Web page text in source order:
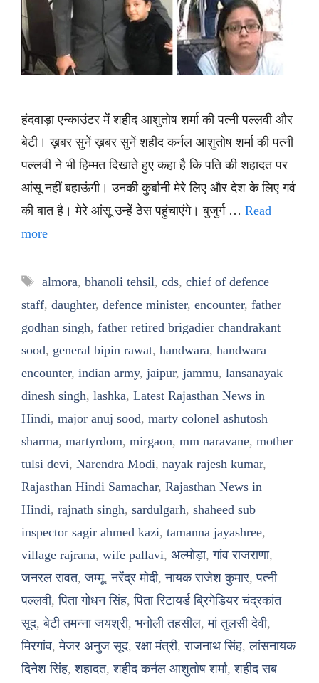
हंदवाड़ा एन्काउंटर में शहीद आशुतोष शर्मा की पत्नी पल्लवी और
बेटी। ख़बर सुनें ख़बर सुनें शहीद कर्नल आशुतोष शर्मा की पत्नी
पल्लवी ने भी हिम्मत दिखाते हुए कहा है कि पति की शहादत पर
आंसू नहीं बहाऊंगी। उनकी कुर्बानी मेरे लिए और देश के लिए गर्व
की बात है। मेरे आंसू उन्हें ठेस पहुंचाएंगे। बुजुर्ग … Read
more
Tags
almora, bhanoli tehsil, cds, chief of defence
staff, daughter, defence minister, encounter, father
godhan singh, father retired brigadier chandrakant
sood, general bipin rawat, handwara, handwara
encounter, indian army, jaipur, jammu, lansanayak
dinesh singh, lashka, Latest Rajasthan News in
Hindi, major anuj sood, marty colonel ashutosh
sharma, martyrdom, mirgaon, mm naravane, mother
tulsi devi, Narendra Modi, nayak rajesh kumar,
Rajasthan Hindi Samachar, Rajasthan News in
Hindi, rajnath singh, sardulgarh, shaheed sub
inspector sagir ahmed kazi, tamanna jayashree,
village rajrana, wife pallavi, अल्मोड़ा,गांव राजराणा,
जनरल रावत,जम्मू,नरेंद्र मोदी,नायक राजेश कुमार,पत्नी
पल्लवी,पिता गोधन सिंह,पिता रिटायर्ड ब्रिगेडियर चंद्रकांत
सूद,बेटी तमन्ना जयश्री, भनोली तहसील,मां तुलसी देवी,
मिरगांव,मेजर अनुज सूद,रक्षा मंत्री,राजनाथ सिंह,लांसनायक
दिनेश सिंह,शहादत,शहीद कर्नल आशुतोष शर्मा,शहीद सब